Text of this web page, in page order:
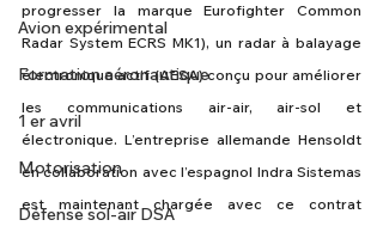
Avion expérimental
Formation aéronautique
1 er avril
Motorisation
Défense sol-air DSA
progresser la marque Eurofighter Common
Radar System ECRS MK1), un radar à balayage
électronique actif (AESA) conçu pour améliorer
les communications air-air, air-sol et
électronique. L’entreprise allemande Hensoldt
en collaboration avec l’espagnol Indra Sistemas
est maintenant chargée avec ce contrat